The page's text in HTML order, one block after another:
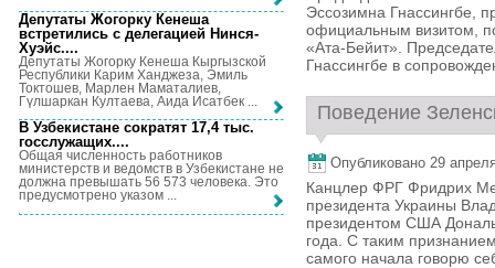
Эссозимна Гнассингбе,
официальным визитом,
«Ата-Бейит».
Гнассингбе в
Поведение
Опубликовано 29
Канцлер ФРГ Фридрих
президента Украины
президентом США
года. С таким
самого начала говорю
Депутаты Жогорку Кенеша
встретились с делегацией Нинся-
Хуэйс....
Депутаты Жогорку Кенеша Кыргызской
Республики Карим Ханджеза, Эмиль
Токтошев, Марлен Маматалиев,
Гүлшаркан Култаева, Аида Исатбек ...
В Узбекистане сократят 17,4 тыс.
госслужащих....
Общая численность работников
министерств и ведомств в Узбекистане не
должна превышать 56 573 человека. Это
предусмотрено указом ...